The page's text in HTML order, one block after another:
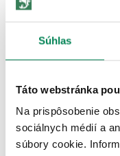
Súhlas
Táto webstránka
Na prispôsobenie
sociálnych médií a
súbory cookie.